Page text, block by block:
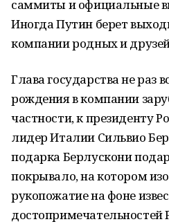
саммиты и официальные
Иногда Путин берет
компании родных и
Глава государства не раз
рождения в компании
частности, к президенту
лидер Италии Сильвио
подарка Берлускони
покрывало, на котором
рукопожатие на фоне